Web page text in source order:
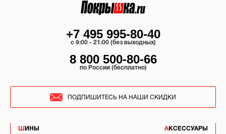
ШИНЫ
АКСЕССУАРЫ
+7 495 995-80-40
c 9:00 - 21:00 (без выходных)
8 800 500-80-66
по России (бесплатно)
ПОДПИШИТЕСЬ НА НАШИ СКИДКИ